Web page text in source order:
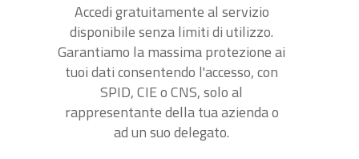
Accedi gratuitamente al servizio
disponibile senza limiti di utilizzo.
Garantiamo la massima protezione ai
tuoi dati consentendo l'accesso, con
SPID, CIE o CNS, solo al
rappresentante della tua azienda o
ad un suo delegato.